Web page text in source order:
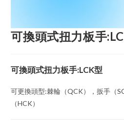
可換頭式扭力板手
可換頭式扭力板手:LCK型
可更換頭型:棘輪（QCK），扳手（
（HCK）